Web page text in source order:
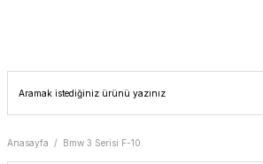
Anasayfa Bmw 3 Serisi F-10